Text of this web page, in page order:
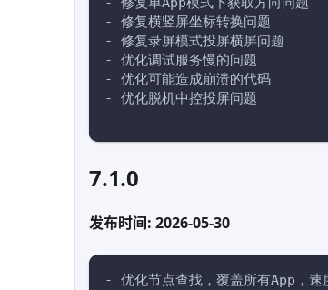
- 修复横竖屏坐标转换问题
- 修复录屏模式投屏横屏问题
- 优化调试服务慢的问题
- 优化可能造成崩溃的代码
- 优化脱机中控投屏问题
7.1.0
发布时间: 2026-05-30
- 优化节点查找，覆盖所有App，速